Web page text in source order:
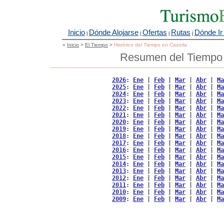
Inicio| Dónde Alojarse| Ofertas | Rutas | Dónde
» Inicio > El Tiempo > Histórico del Tiempo en Cazorla
Resumen del
2026: Ene Feb Mar Abr
2025: Ene Feb Mar Abr
2024: Ene Feb Mar Abr
2023: Ene Feb Mar Abr
2022: Ene Feb Mar Abr
2021: Ene Feb Mar Abr
2020: Ene Feb Mar Abr
2019: Ene Feb Mar Abr
2018: Ene Feb Mar Abr
2017: Ene Feb Mar Abr
2016: Ene Feb Mar Abr
2015: Ene Feb Mar Abr
2014: Ene Feb Mar Abr
2013: Ene Feb Mar Abr
2012: Ene Feb Mar Abr
2011: Ene Feb Mar Abr
2010: Ene Feb Mar Abr
2009: Ene Feb Mar Abr